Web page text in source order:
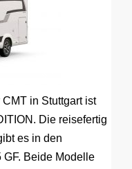
in Stuttgart ist
Die reisefertig
es in den
Beide Modelle